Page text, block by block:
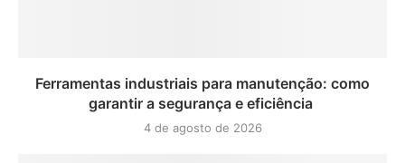
Ferramentas industriais para manutenção: como
garantir a segurança e eficiência
4 de agosto de 2026